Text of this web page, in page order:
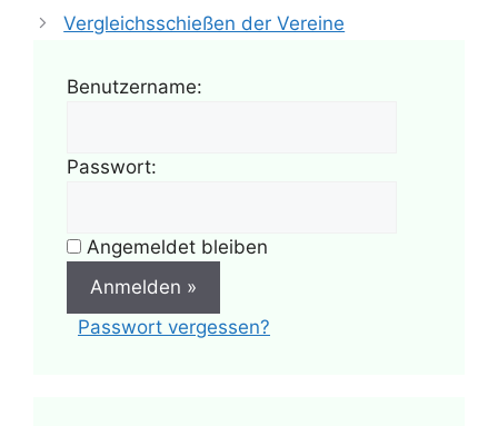
Vergleichsschießen der Vereine
Benutzername:
Passwort:
Angemeldet bleiben
Passwort vergessen?